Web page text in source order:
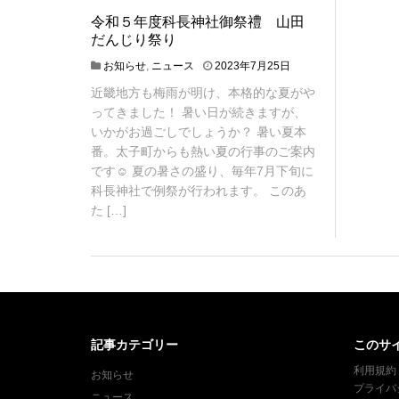
令和５年度科長神社御祭禮 山田
だんじり祭り
お知らせ, ニュース 2023年7月25日
2
3
年
7
月
2
5
近畿地方も梅雨が明け、本格的な夏がや
ってきました！ 暑い日が続きますが、
いかがお過ごしでしょうか？ 暑い夏本
番。太子町からも熱い夏の行事のご案内
です☺ 夏の暑さの盛り、毎年7月下旬に
科長神社で例祭が行われます。 このあ
た […]
記事カテゴリー
お知らせ
このサ
利用規約
プライ